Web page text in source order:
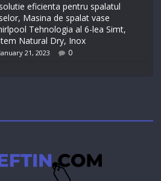
eficienta pentru spalatul
Masina de spalat vase
Tehnologia al 6-lea Simt,
Natural Dry, Inox
January 21, 2023 0